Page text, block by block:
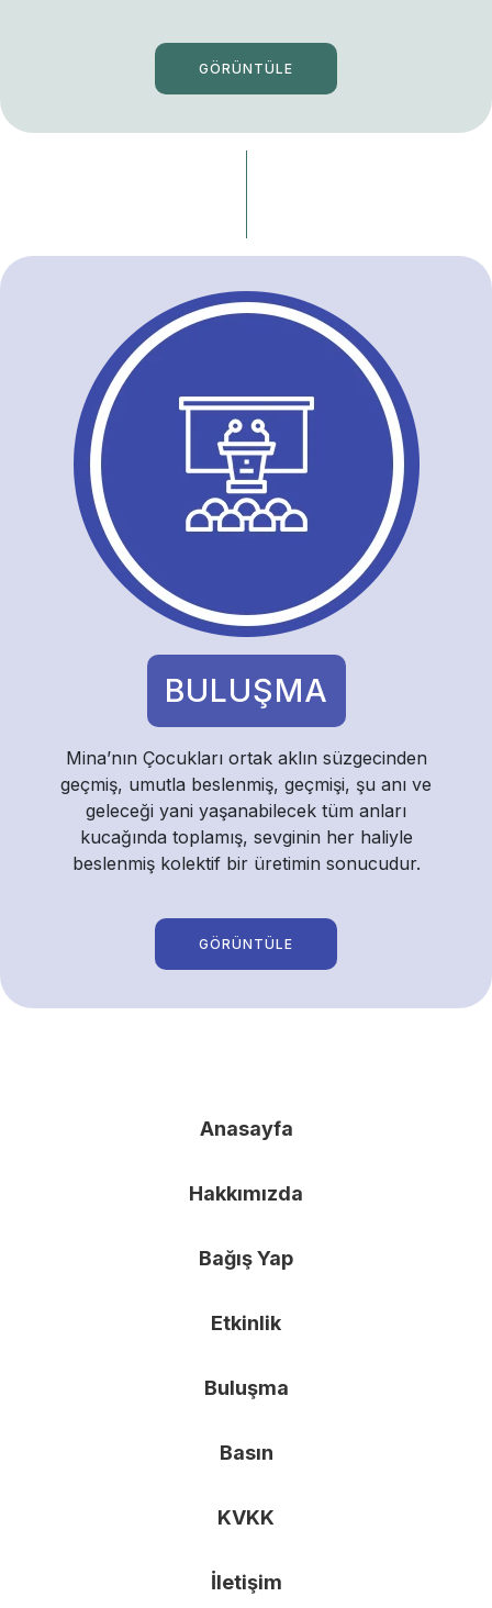
GÖRÜNTÜLE
BULUŞMA
Mina’nın Çocukları ortak aklın süzgecinden
geçmiş, umutla beslenmiş, geçmişi, şu anı ve
geleceği yani yaşanabilecek tüm anları
kucağında toplamış, sevginin her haliyle
beslenmiş kolektif bir üretimin sonucudur.
GÖRÜNTÜLE
Anasayfa
Hakkımızda
Bağış Yap
Etkinlik
Buluşma
Basın
KVKK
İletişim